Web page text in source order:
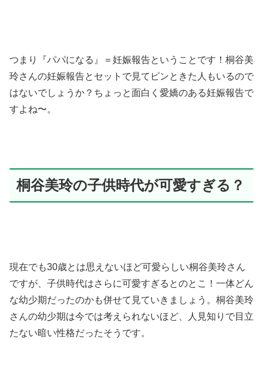
つまり 『パパになる』＝妊娠報告ということです！ 桐谷美
玲さんの妊娠報告とセットで見てピンときた人もいるので
はないでしょうか？ちょっと面白く愛嬌のある妊娠報告で
すよね〜。
桐谷美玲の子供時代が可愛すぎる？
現在でも30歳とは思えないほど可愛らしい桐谷美玲さん
ですが、子供時代はさらに可愛すぎるとのとこ！一体どん
な幼少期だったのかも併せて見ていきましょう。 桐谷美玲
さんの幼少期は今では考えられないほど、人見知りで目立
たない暗い性格だったそうです。